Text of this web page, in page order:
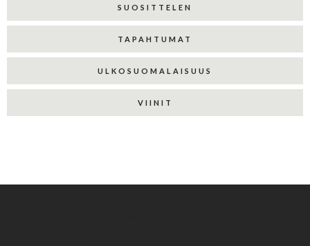
SUOSITTELEN
TAPAHTUMAT
ULKOSUOMALAISUUS
VIINIT